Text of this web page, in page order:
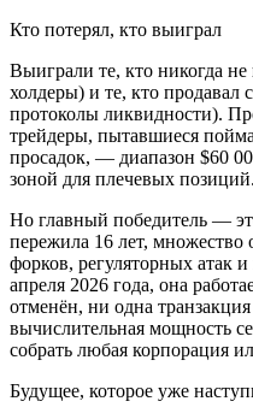
Кто потерял, кто выиграл
Выиграли те, кто никогда
холдеры) и те, кто продавал
протоколы ликвидности).
трейдеры, пытавшиеся
просадок, — диапазон $60
зоной для плечевых позиций.
Но главный победитель —
пережила 16 лет, множество
форков, регуляторных атак
апреля 2026 года, она
отменён, ни одна
вычислительная мощность
собрать любая корпорация
Будущее, которое уже